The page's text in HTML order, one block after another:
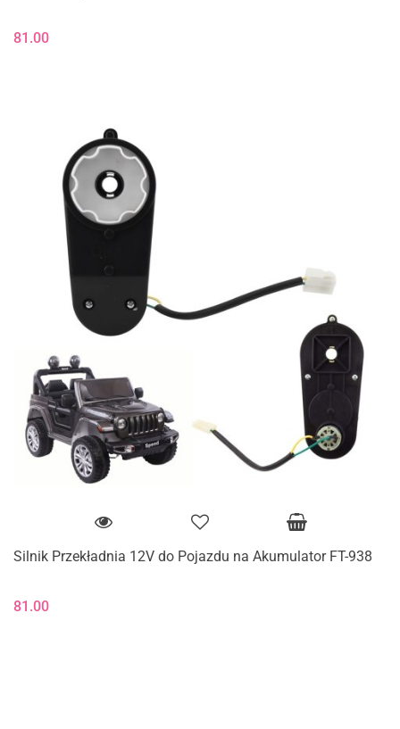
81.00
Silnik Przekładnia 12V do Pojazdu na Akumulator FT-938
81.00